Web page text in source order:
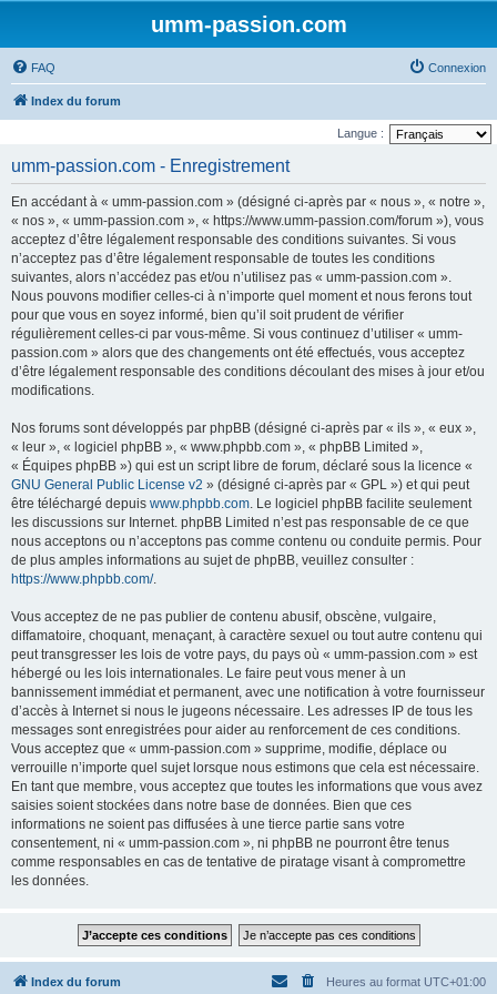
umm-passion.com
FAQ Connexion
Index du forum
Langue :
umm-passion.com - Enregistrement
En accédant à « umm-passion.com » (désigné ci-après par « nous », « notre »,
« nos », « umm-passion.com », « https://www.umm-passion.com/forum »), vous
acceptez d’être légalement responsable des conditions suivantes. Si vous
n’acceptez pas d’être légalement responsable de toutes les conditions
suivantes, alors n’accédez pas et/ou n’utilisez pas « umm-passion.com ».
Nous pouvons modifier celles-ci à n’importe quel moment et nous ferons tout
pour que vous en soyez informé, bien qu’il soit prudent de vérifier
régulièrement celles-ci par vous-même. Si vous continuez d’utiliser « umm-
passion.com » alors que des changements ont été effectués, vous acceptez
d’être légalement responsable des conditions découlant des mises à jour et/ou
modifications.
Nos forums sont développés par phpBB (désigné ci-après par « ils », « eux »,
« leur », « logiciel phpBB », « www.phpbb.com », « phpBB Limited »,
« Équipes phpBB ») qui est un script libre de forum, déclaré sous la licence «
GNU General Public License v2 » (désigné ci-après par « GPL ») et qui peut
être téléchargé depuis www.phpbb.com. Le logiciel phpBB facilite seulement
les discussions sur Internet. phpBB Limited n’est pas responsable de ce que
nous acceptons ou n’acceptons pas comme contenu ou conduite permis. Pour
de plus amples informations au sujet de phpBB, veuillez consulter :
https://www.phpbb.com/.
Vous acceptez de ne pas publier de contenu abusif, obscène, vulgaire,
diffamatoire, choquant, menaçant, à caractère sexuel ou tout autre contenu qui
peut transgresser les lois de votre pays, du pays où « umm-passion.com » est
hébergé ou les lois internationales. Le faire peut vous mener à un
bannissement immédiat et permanent, avec une notification à votre fournisseur
d’accès à Internet si nous le jugeons nécessaire. Les adresses IP de tous les
messages sont enregistrées pour aider au renforcement de ces conditions.
Vous acceptez que « umm-passion.com » supprime, modifie, déplace ou
verrouille n’importe quel sujet lorsque nous estimons que cela est nécessaire.
En tant que membre, vous acceptez que toutes les informations que vous avez
saisies soient stockées dans notre base de données. Bien que ces
informations ne soient pas diffusées à une tierce partie sans votre
consentement, ni « umm-passion.com », ni phpBB ne pourront être tenus
comme responsables en cas de tentative de piratage visant à compromettre
les données.
Index du forum Heures au format UTC+01:00